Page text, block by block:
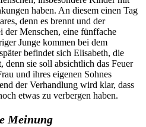
haben. An diesem einen Tag
denn es brennt und der
der Menschen, eine fünffache
Junge kommen bei dem
befindet sich Elisabeth, die
denn sie soll absichtlich das Feuer
und ihres eigenen Sohnes
der Verhandlung wird klar, dass
etwas zu verbergen haben.
Meinung